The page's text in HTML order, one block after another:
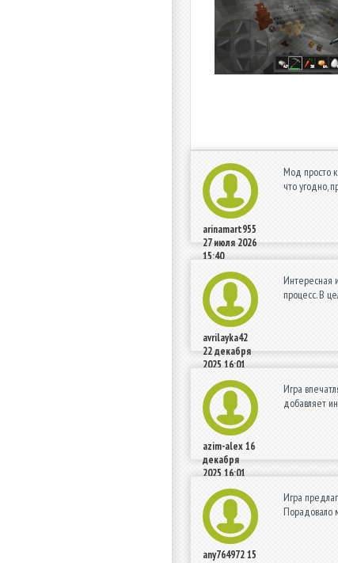
arinamart955
27 июля 2026
15:40
Мод просто
что угодно,
avrilayka42
22 декабря
2025 16:01
Интересная
процесс. В
azim-alex16
декабря
2025 16:01
Игра
добавляет
any76497215
Игра
Порадовало